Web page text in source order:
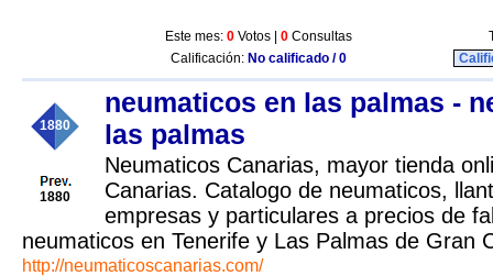
Este mes: 0 Votos | 0 Consultas
Calificación: No calificado / 0
1880
1880
neumaticos en las palmas -
las palmas
Neumaticos Canarias, mayor tienda
Canarias. Catalogo de neumaticos,
empresas y particulares a precios de
neumaticos en Tenerife y Las Palmas de Gran
http://neumaticoscanarias.com/